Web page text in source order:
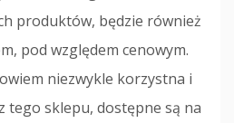
produktów, będzie również
pod względem cenowym.
niezwykle korzystna i
tego sklepu, dostępne są na